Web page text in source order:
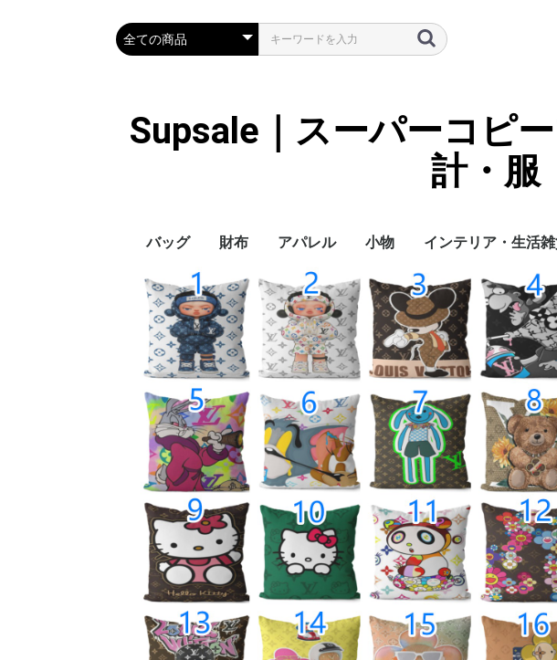
Supsale｜スーパーコピ
計・服
バッグ
Hermes
LOUIS VUITTON
Chanel
Loewe
Celine
Dior
Gucci
Fendi
Prada
Balenciaga
MiuMiu
財布
HERMES
CHANEL
LOUIS VUITTON
Celine
YSL
Miu Miu
Prada
Gucci
Fendi
アパレル
ハイブランド
Supreme
Miu Miu
アウター
LOUIS VUITTON
MONCLER
Adidas
THE NORTH FACE
CHANEL
𝗖𝗔𝗡𝗔𝗗𝗔 𝗚𝗢𝗢𝗦𝗘
DIOR
GUCCI
VERSACE
BALENCIAGA
FENDI
子供服切れ
小物
ぼうし
ネクタイ
ハンカチ
スマホケース
サングラス・アイウェ
ア
アクセサリー
マフラー/スカーフ
傘
バッグチャーム
バッグストラップ
カード（コイン）ケー
ス
キーケース
時計
ヘアアクセサリー
インテリア・生活
寝具
ブランケット
カーペット絨毯
クッションカバー/
ッション
小物入れ収納ボッ
バスタオル
QRコード